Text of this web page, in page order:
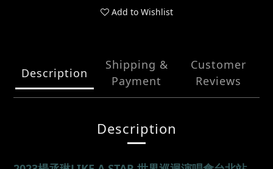
Add to Wishlist
Description
Shipping &
Payment
Customer
Reviews
Description